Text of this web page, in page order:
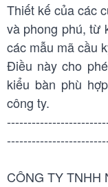
Thiết kếcủa các
và phong phú, từ
các mẫu mã cầu
Điều này cho
kiểu bàn phù
công ty.
CÔNG TY TNHH